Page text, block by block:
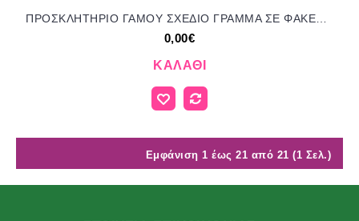
0,00€
ΚΑΛΆΘΙ
Εμφάνιση 1 έως 21 από 21 (1 Σελ.)